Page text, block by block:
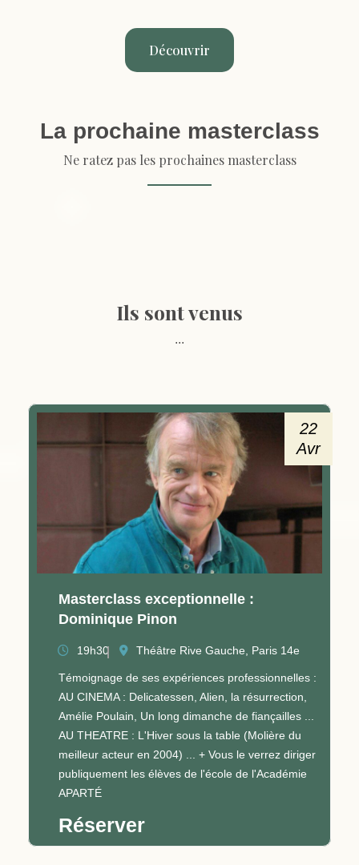
Découvrir
La prochaine masterclass
Ne ratez pas les prochaines masterclass
Ils sont venus
...
22
Avr
Masterclass exceptionnelle :
Dominique Pinon
19h30 Théâtre Rive Gauche, Paris 14e
Témoignage de ses expériences professionnelles :
AU CINEMA : Delicatessen, Alien, la résurrection,
Amélie Poulain, Un long dimanche de fiançailles ...
AU THEATRE : L'Hiver sous la table (Molière du
meilleur acteur en 2004) ... + Vous le verrez diriger
publiquement les élèves de l'école de l'Académie
APARTÉ
Réserver